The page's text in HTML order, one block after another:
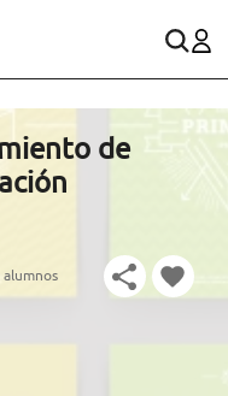
de
alumnos